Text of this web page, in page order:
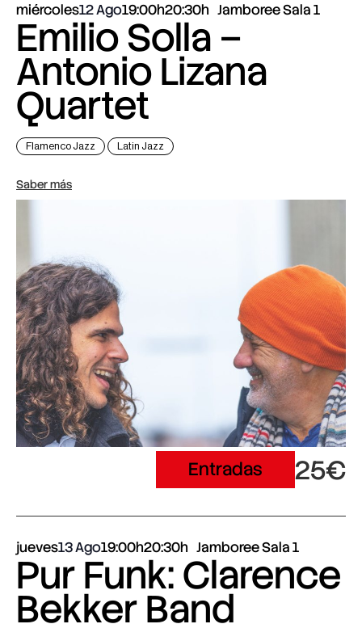
miércoles12 Ago19:00h20:30h Jamboree Sala 1
Emilio Solla –
Antonio Lizana
Quartet
Flamenco Jazz Latin Jazz
Saber más
Entradas 25€
jueves13 Ago19:00h20:30h Jamboree Sala 1
Pur Funk: Clarence
Bekker Band